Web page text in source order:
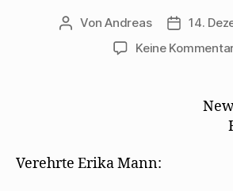
Beitragsautor
VonAndreas
14.
Keine
Verehrte Erika Mann: